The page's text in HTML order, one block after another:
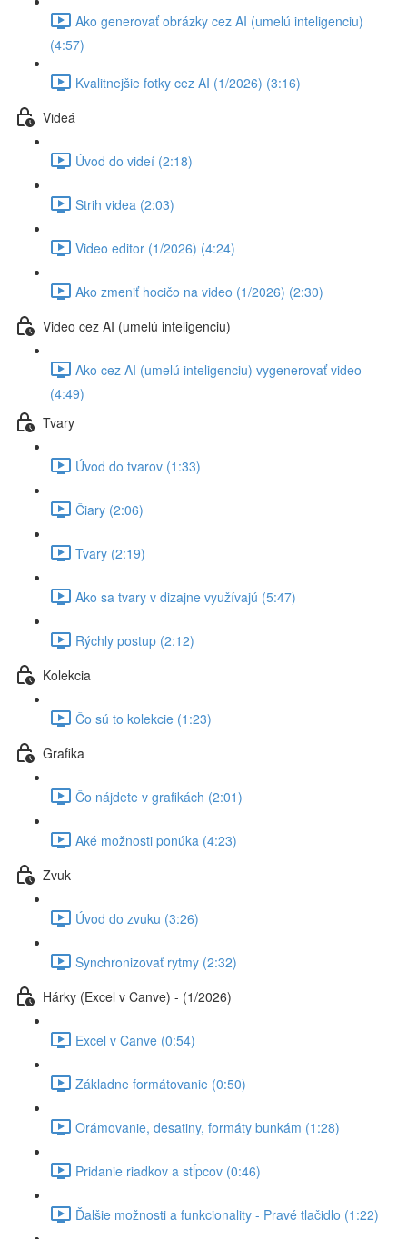
Ako generovať obrázky cez AI (umelú inteligenciu)
(4:57)
Kvalitnejšie fotky cez AI (1/2026) (3:16)
Videá
Úvod do videí (2:18)
Strih videa (2:03)
Video editor (1/2026) (4:24)
Ako zmeniť hocičo na video (1/2026) (2:30)
Video cez AI (umelú inteligenciu)
Ako cez AI (umelú inteligenciu) vygenerovať video
(4:49)
Tvary
Úvod do tvarov (1:33)
Čiary (2:06)
Tvary (2:19)
Ako sa tvary v dizajne využívajú (5:47)
Rýchly postup (2:12)
Kolekcia
Čo sú to kolekcie (1:23)
Grafika
Čo nájdete v grafikách (2:01)
Aké možnosti ponúka (4:23)
Zvuk
Úvod do zvuku (3:26)
Synchronizovať rytmy (2:32)
Hárky (Excel v Canve) - (1/2026)
Excel v Canve (0:54)
Základne formátovanie (0:50)
Orámovanie, desatiny, formáty bunkám (1:28)
Pridanie riadkov a stĺpcov (0:46)
Ďalšie možnosti a funkcionality - Pravé tlačidlo (1:22)